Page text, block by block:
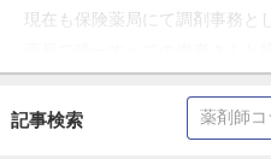
現在も保険薬局にて調剤事務と
薬局で唯一すべての患者さんと
過誤防止対策の管理や新店舗の
る。休憩時間は趣味の読書を満
記事検索